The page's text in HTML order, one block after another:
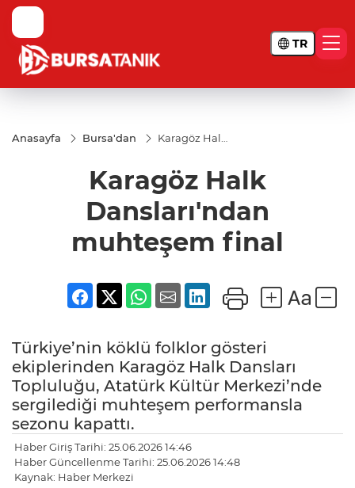
TR
Anasayfa Bursa'dan
Karagöz Halk
final
Karagöz Halk
Dansları'ndan
muhteşem final
Türkiye’nin köklü folklor gösteri
ekiplerinden Karagöz Halk Dansları
Topluluğu, Atatürk Kültür Merkezi’nde
sergilediği muhteşem performansla
sezonu kapattı.
Haber Giriş Tarihi: 25.06.2026 14:46
Haber Güncellenme Tarihi: 25.06.2026 14:48
Kaynak: Haber Merkezi